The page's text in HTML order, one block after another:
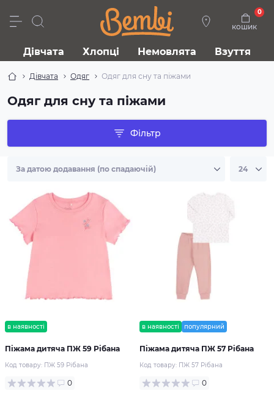
кошик
0
Дівчата Хлопці Немовлята Взуття
Дівчата Одяг Одяг для сну та піжами
Одяг для сну та піжами
Фільтр
в наявності
Піжама дитяча ПЖ 59 Рібана
Код товару: ПЖ 59 Рібана
0
в наявності популярний
Піжама дитяча ПЖ 57 Рібана
Код товару: ПЖ 57 Рібана
0